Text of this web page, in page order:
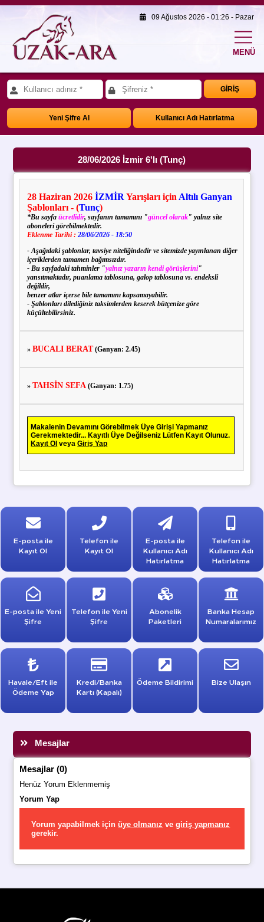
09 Ağustos 2026 - 01:26 - Pazar
MENÜ
GİRİŞ
Yeni Şifre Al Kullanıcı Adı Hatırlatma
28/06/2026 İzmir 6'lı (Tunç)
28Haziran2026İZMİR Yarışları için Altılı Ganyan
Şablonları - (Tunç)
*Bu sayfaücretlidir, sayfanın tamamını "güncel olarak" yalnız site
aboneleri görebilmektedir.
Eklenme Tarihi : 28/06/2026 - 18:50
- Aşağıdaki şablonlar, tavsiye niteliğindedir ve sitemizde yayınlanan diğer
içeriklerden tamamen bağımsızdır.
- Bu sayfadaki tahminler "yalnız yazarın kendi görüşlerini"
yansıtmaktadır, puanlama tablosuna, galop tablosuna vs. endeksli
değildir,
benzer atlar içerse bile tamamını kapsamayabilir.
- Şablonları dilediğiniz taksimlerden keserek bütçenize göre
küçültebilirsiniz.
»BUCALI BERAT(Ganyan: 2.45)
»TAHSİN SEFA (Ganyan: 1.75)
Makalenin Devamını Görebilmek Üye Girişi Yapmanız
Gerekmektedir... Kayıtlı Üye Değilseniz Lütfen Kayıt Olunuz.
Kayıt Ol veyaGiriş Yap
E-posta ile
Kayıt Ol
Telefon ile
Kayıt Ol
E-posta ile
Kullanıcı Adı
Hatırlatma
Telefon ile
Kullanıcı Adı
Hatırlatma
E-posta ile Yeni
Şifre
Telefon ile Yeni
Şifre
Abonelik
Paketleri
Banka Hesap
Numaralarımız
Havale/Eft ile
Ödeme Yap
Kredi/Banka
Kartı (Kapalı)
Ödeme Bildirimi Bize Ulaşın
Mesajlar
Mesajlar (0)
Henüz Yorum Eklenmemiş
Yorum Yap
Yorum yapabilmek içinüye olmanız vegiriş yapmanız
gerekir.